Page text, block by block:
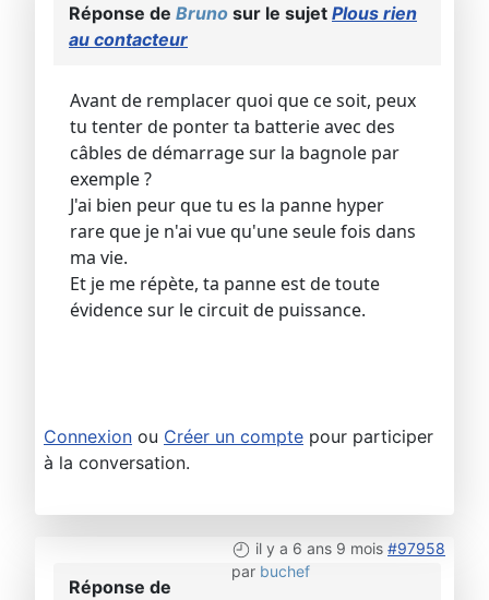
Réponse de Bruno sur le sujet Plous rien
au contacteur
Avant de remplacer quoi que ce soit, peux
tu tenter de ponter ta batterie avec des
câbles de démarrage sur la bagnole par
exemple ?
J'ai bien peur que tu es la panne hyper
rare que je n'ai vue qu'une seule fois dans
ma vie.
Et je me répète, ta panne est de toute
évidence sur le circuit de puissance.
Connexion ou Créer un compte pour participer
à la conversation.
il y a 6 ans 9 mois #97958
par buchef
Réponse de